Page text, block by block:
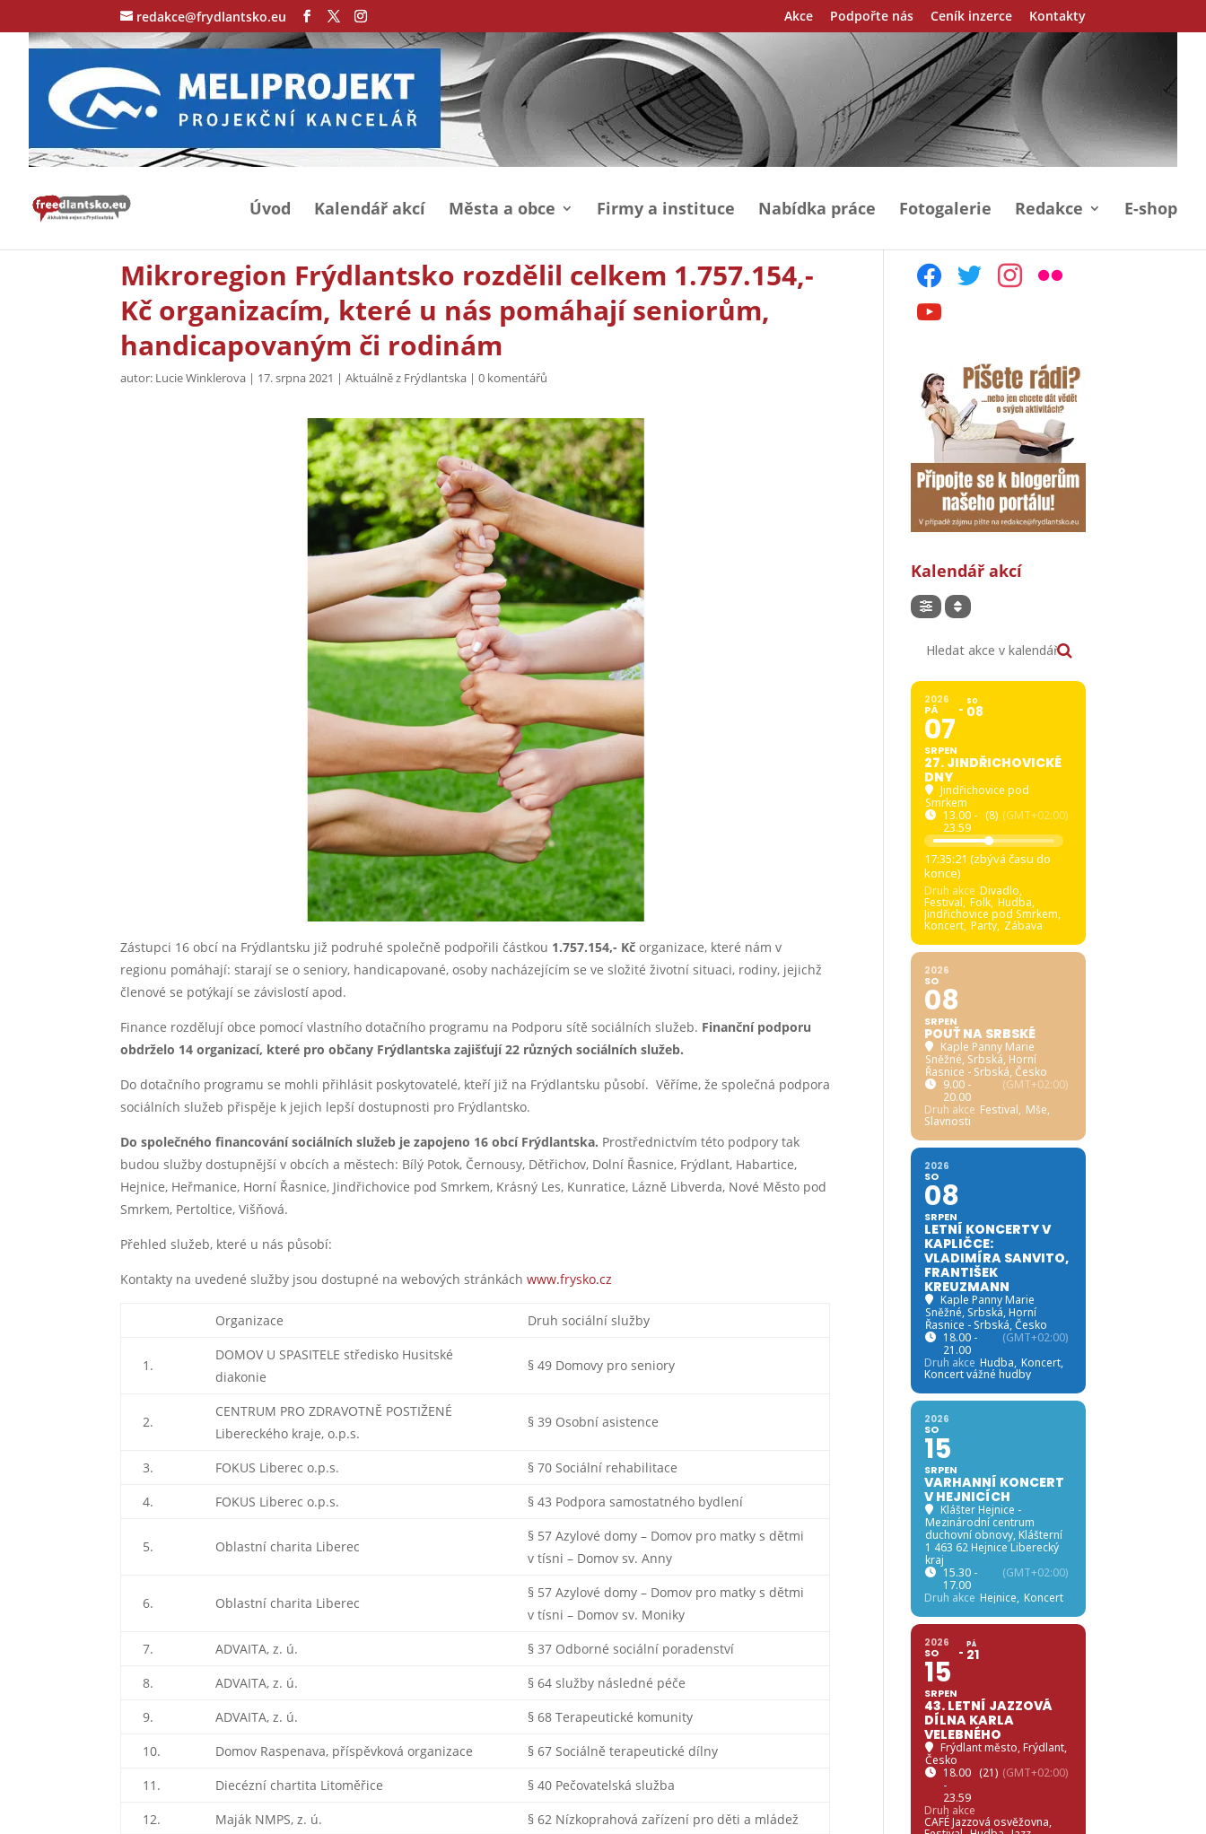
redakce@frydlantsko.eu Akce Podpořte nás Ceník inzerce Kontakty
Úvod Kalendář akcí Města a obce Firmy a instituce Nabídka práce Fotogalerie Redakce E-shop
Mikroregion Frýdlantsko rozdělil celkem 1.757.154,-
Kč organizacím, které u nás pomáhají seniorům,
handicapovaným či rodinám
autor: Lucie Winklerova | 17. srpna 2021 |Aktuálně z Frýdlantska |0 komentářů
Zástupci 16 obcí na Frýdlantsku již podruhé společně podpořili částkou 1.757.154,- Kč organizace, které nám v
regionu pomáhají: starají se o seniory, handicapované, osoby nacházejícím se ve složité životní situaci, rodiny, jejichž
členové se potýkají se závislostí apod.
Finance rozdělují obce pomocí vlastního dotačního programu na Podporu sítě sociálních služeb. Finanční podporu
obdrželo 14 organizací, které pro občany Frýdlantska zajišťují 22 různých sociálních služeb.
Do dotačního programu se mohli přihlásit poskytovatelé, kteří již na Frýdlantsku působí. Věříme, že společná podpora
sociálních služeb přispěje k jejich lepší dostupnosti pro Frýdlantsko.
Do společného financování sociálních služeb je zapojeno 16 obcí Frýdlantska. Prostřednictvím této podpory tak
budou služby dostupnější v obcích a městech: Bílý Potok, Černousy, Dětřichov, Dolní Řasnice, Frýdlant, Habartice,
Hejnice, Heřmanice, Horní Řasnice, Jindřichovice pod Smrkem, Krásný Les, Kunratice, Lázně Libverda, Nové Město pod
Smrkem, Pertoltice, Višňová.
Přehled služeb, které u nás působí:
Kontakty na uvedené služby jsou dostupné na webových stránkáchwww.frysko.cz
Organizace Druh sociální služby
1.
DOMOV U SPASITELE středisko Husitské
diakonie
§ 49 Domovy pro seniory
2.
CENTRUM PRO ZDRAVOTNĚ POSTIŽENÉ
Libereckého kraje, o.p.s.
§ 39 Osobní asistence
3. FOKUS Liberec o.p.s.
§ 70 Sociální rehabilitace
4.
FOKUS Liberec o.p.s. § 43 Podpora samostatného bydlení
5. Oblastní charita Liberec
§ 57 Azylové domy – Domov pro matky s dětmi
v tísni – Domov sv. Anny
6. Oblastní charita Liberec
§ 57 Azylové domy – Domov pro matky s dětmi
v tísni – Domov sv. Moniky
7.
ADVAITA, z. ú.
§ 37 Odborné sociální poradenství
8.
ADVAITA, z. ú.
§ 64 služby následné péče
9.
ADVAITA, z. ú.
§ 68 Terapeutické komunity
10.
Domov Raspenava, příspěvková organizace
§ 67 Sociálně terapeutické dílny
11.
Diecézní chartita Litoměřice
§ 40 Pečovatelská služba
12.
Maják NMPS, z. ú. § 62 Nízkoprahová zařízení pro děti a mládež
facebooktwitter instagram
flickr
youtube
Kalendář akcí
2026
PÁ
07
SRPEN
SO
08
27. JINDŘICHOVICKÉ
DNY
Jindřichovice pod
Smrkem
13.00 -
23.59
(8) (GMT+02:00)
17:35:20 (zbývá času do
konce)
Druh akce Divadlo,
Festival, Folk, Hudba,
Jindřichovice pod Smrkem,
Koncert, Party, Zábava
2026
SO
08
SRPEN
POUŤ NA SRBSKÉ
Kaple Panny Marie
Sněžné, Srbská, Horní
Řasnice - Srbská, Česko
9.00 -
20.00
(GMT+02:00)
Druh akce Festival, Mše,
Slavnosti
2026
SO
08
SRPEN
LETNÍ KONCERTY V
KAPLIČCE:
VLADIMÍRA SANVITO,
FRANTIŠEK
KREUZMANN
Kaple Panny Marie
Sněžné, Srbská, Horní
Řasnice - Srbská, Česko
18.00 -
21.00
(GMT+02:00)
Druh akce Hudba, Koncert,
Koncert vážné hudby
2026
SO
15
SRPEN
VARHANNÍ KONCERT
V HEJNICÍCH
Klášter Hejnice -
Mezinárodní centrum
duchovní obnovy, Klášterní
1 463 62 Hejnice Liberecký
kraj
15.30 -
17.00
(GMT+02:00)
Druh akce Hejnice, Koncert
2026
SO
15
SRPEN
PÁ
21
43. LETNÍ JAZZOVÁ
DÍLNA KARLA
VELEBNÉHO
Frýdlant město, Frýdlant,
Česko
18.00
-
23.59
(21) (GMT+02:00)
Druh akce
CAFÉ Jazzová osvěžovna,